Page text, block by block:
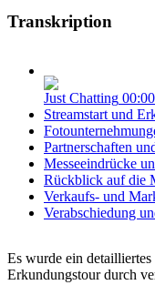
Transkription
Just Chatting
Streamstart und
Partnerschaften
Messeeindrücke
Rückblick auf die
Verkaufs- und
Verabschiedung
Es wurde ein
Erkundungstour durch